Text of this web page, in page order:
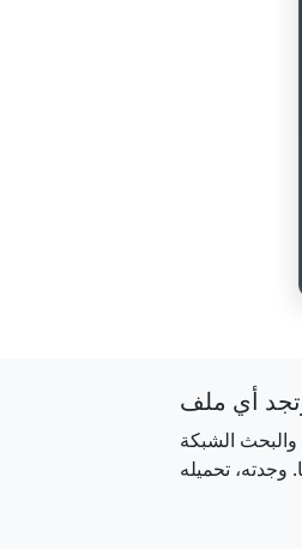
أي ملف
الشبكة